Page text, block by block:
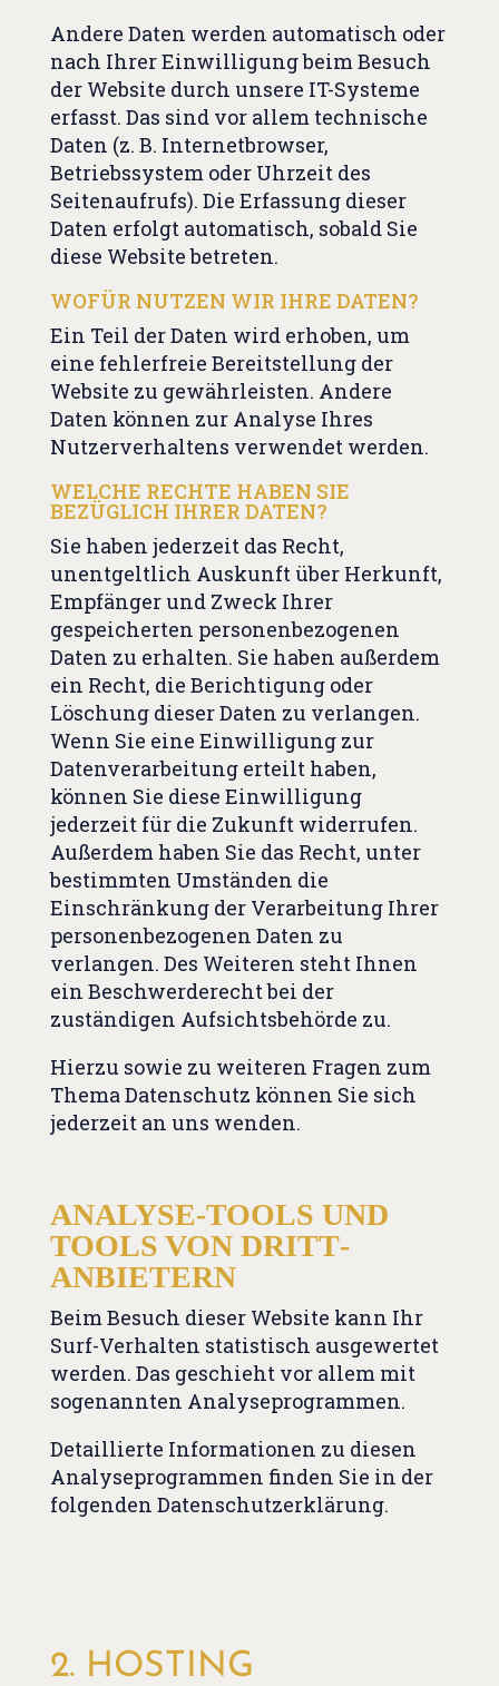
Andere Daten werden automatisch oder
nach Ihrer Einwilligung beim Besuch
der Website durch unsere IT-Systeme
erfasst. Das sind vor allem technische
Daten (z. B. Internetbrowser,
Betriebssystem oder Uhrzeit des
Seitenaufrufs). Die Erfassung dieser
Daten erfolgt automatisch, sobald Sie
diese Website betreten.
WOFÜR NUTZEN WIR IHRE DATEN?
Ein Teil der Daten wird erhoben, um
eine fehlerfreie Bereitstellung der
Website zu gewährleisten. Andere
Daten können zur Analyse Ihres
Nutzerverhaltens verwendet werden.
WELCHE RECHTE HABEN SIE
BEZÜGLICH IHRER DATEN?
Sie haben jederzeit das Recht,
unentgeltlich Auskunft über Herkunft,
Empfänger und Zweck Ihrer
gespeicherten personenbezogenen
Daten zu erhalten. Sie haben außerdem
ein Recht, die Berichtigung oder
Löschung dieser Daten zu verlangen.
Wenn Sie eine Einwilligung zur
Datenverarbeitung erteilt haben,
können Sie diese Einwilligung
jederzeit für die Zukunft widerrufen.
Außerdem haben Sie das Recht, unter
bestimmten Umständen die
Einschränkung der Verarbeitung Ihrer
personenbezogenen Daten zu
verlangen. Des Weiteren steht Ihnen
ein Beschwerderecht bei der
zuständigen Aufsichtsbehörde zu.
Hierzu sowie zu weiteren Fragen zum
Thema Datenschutz können Sie sich
jederzeit an uns wenden.
ANALYSE-TOOLS UND
TOOLS VON DRITT­
ANBIETERN
Beim Besuch dieser Website kann Ihr
Surf-Verhalten statistisch ausgewertet
werden. Das geschieht vor allem mit
sogenannten Analyseprogrammen.
Detaillierte Informationen zu diesen
Analyseprogrammen finden Sie in der
folgenden Datenschutzerklärung.
2. HOSTING